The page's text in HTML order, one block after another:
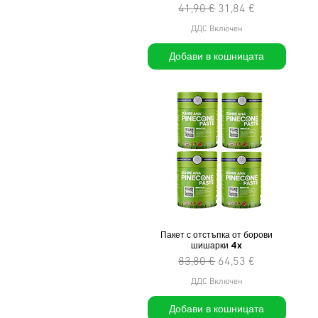
Редовна цена
41,90 € Продажна цена
31,84 €
ДДС Включен
Добави в кошницата
Пакет с отстъпка от борови
шишарки 4x
Редовна цена
83,80 € Продажна цена
64,53 €
ДДС Включен
Добави в кошницата